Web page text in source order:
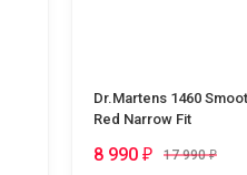
Dr.Martens 1460
Red Narrow Fit
8 990 ₽ 17 990₽